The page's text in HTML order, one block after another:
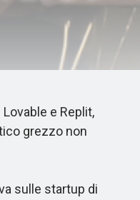
e Replit,
grezzo non
sulle startup di